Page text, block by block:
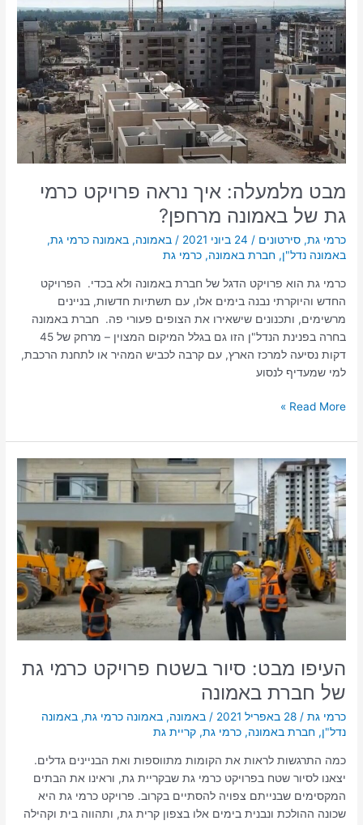
מבט מלמעלה: איך נראה פרויקט כרמי
גת של באמונה מרחפן?
כרמי גת,סירטונים / 24 ביוני 2021 /באמונה,באמונה כרמי גת,
באמונה נדל"ן,חברת באמונה,כרמי גת
כרמי גת הוא פרויקט הדגל של חברת באמונה ולא בכדי. הפרויקט
החדש והיוקרתי נבנה בימים אלו, עם תשתיות חדשות, בניינים
מרשימים, ותכנונים שישאירו את הצופים פעורי פה. חברת באמונה
בחרה בפנינת הנדל"ן הזו גם בגלל המיקום המצוין – מרחק של 45
דקות נסיעה למרכז הארץ, עם קרבה לכביש המהיר או לתחנת הרכבת,
למי שמעדיף לנסוע
מלמעלה:
איך
נראה
פרויקט
כרמי
גת
של
באמונה
מרחפן?
Read More »
העיפו מבט: סיור בשטח פרויקט כרמי גת
של חברת באמונה
כרמי גת /28 באפריל 2021 /באמונה,באמונה כרמי גת,באמונה
נדל"ן,חברת באמונה,כרמי גת,קריית גת
כמה התרגשות לראות את הקומות מתווספות ואת הבניינים גדלים.
יצאנו לסיור שטח בפרויקט כרמי גת שבקריית גת, וראינו את הבתים
המקסימים שבנייתם צפויה להסתיים בקרוב. פרויקט כרמי גת היא
שכונה ההולכת ונבנית בימים אלו בצפון קרית גת, ותהווה בית וקהילה
העיפו
מבט:
סיור
בשטח
פרויקט
כרמי
גת
של
חברת